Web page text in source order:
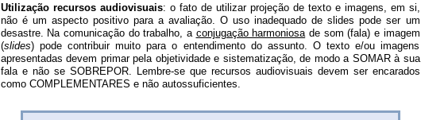
Utilização recursos audiovisuais: o fato de utilizar projeção de texto e imagens, em si,
não é um aspecto positivo para a avaliação. O uso inadequado de slides pode ser um
desastre. Na comunicação do trabalho, a conjugação harmoniosa de som (fala) e imagem
(slides) pode contribuir muito para o entendimento do assunto. O texto e/ou imagens
apresentadas devem primar pela objetividade e sistematização, de modo a SOMAR à sua
fala e não se SOBREPOR. Lembre-se que recursos audiovisuais devem ser encarados
como COMPLEMENTARES e não autossuficientes.